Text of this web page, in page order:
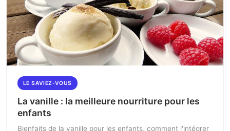
LE SAVIEZ-VOUS
La vanille : la meilleure nourriture pour les
enfants
Bienfaits de la vanille pour les enfants, comment l'intégrer